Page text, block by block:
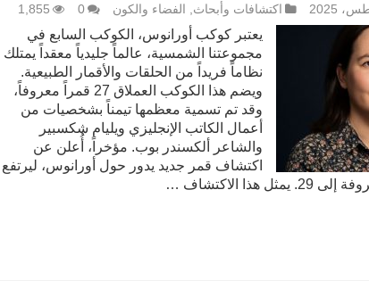
اكتشافات وأبحاث, الفضاء والكون 0
1,855
يعتبر كوكب أورانوس، الكوكب السابع في
مجموعتنا الشمسية، عالماً جليدياً معقداً يمتلك
نظاماً فريداً من الحلقات والأقمار الطبيعية.
ويضم هذا الكوكب العملاق 27 قمراً معروفاً،
وقد تم تسمية معظمها تيمناً بشخصيات من
أعمال الكاتب الإنجليزي ويليام شكسبير
والشاعر ألكسندر بوب. مؤخراً، أُعلن عن
اكتشاف قمر جديد يدور حول أورانوس، ليرتفع
الاكتشاف …